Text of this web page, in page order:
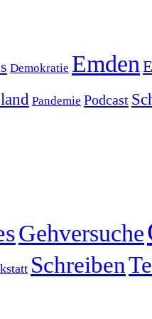
Demokratie Emden
Pandemie Podcast
Gehversuche
Schreiben